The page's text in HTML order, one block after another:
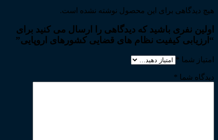
هیچ دیدگاهی برای این محصول نوشته نشده است.
اولین نفری باشید که دیدگاهی را ارسال می کنید برای
“ارزیابی کیفیت نظام های قضایی کشورهای اروپایی”
امتیاز شما *
دیدگاه شما *